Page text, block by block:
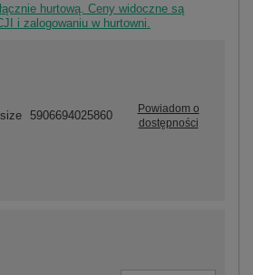
hurtową. Ceny widoczne są
i zalogowaniu w hurtowni.
5906694025860
Powiadom o
dostępności